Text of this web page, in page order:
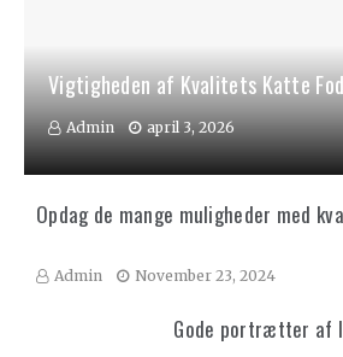
Vigtigheden af Kvalitets Katte
Admin april 3, 2026
Opdag de mange muligheder med
Admin November 23, 2024
Gode portrætter af